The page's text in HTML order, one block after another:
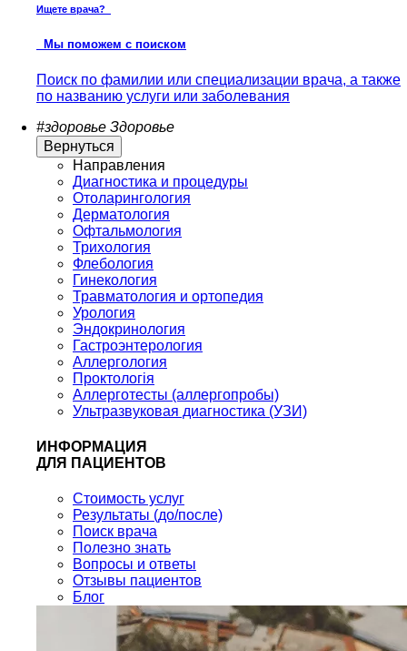
Ищете врача?
Мы поможем с поиском
Поиск по фамилии или специализации врача, а также
по названию услуги или заболевания
#здоровье Здоровье
Вернуться
Направления
Диагностика и процедуры
Отоларингология
Дерматология
Офтальмология
Трихология
Флебология
Гинекология
Травматология и ортопедия
Урология
Эндокринология
Гастроэнтерология
Аллергология
Проктологія
Аллерготесты (аллергопробы)
Ультразвуковая диагностика (УЗИ)
ИНФОРМАЦИЯ
ДЛЯ ПАЦИЕНТОВ
Стоимость услуг
Результаты (до/после)
Поиск врача
Полезно знать
Вопросы и ответы
Отзывы пациентов
Блог